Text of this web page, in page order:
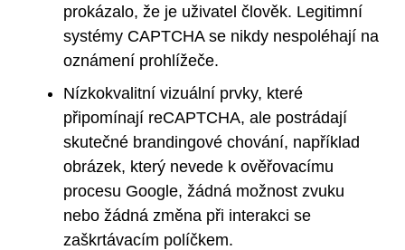
prokázalo, že je uživatel člověk. Legitimní
systémy CAPTCHA se nikdy nespoléhají na
oznámení prohlížeče.
Nízkokvalitní vizuální prvky, které
připomínají reCAPTCHA, ale postrádají
skutečné brandingové chování, například
obrázek, který nevede k ověřovacímu
procesu Google, žádná možnost zvuku
nebo žádná změna při interakci se
zaškrtávacím políčkem.